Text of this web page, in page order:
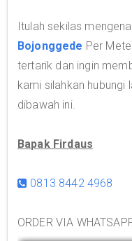
Itulah sekilas
Bojonggede Per
tertarik dan ingin
kami silahkan hubungi
dibawah ini.
Bapak Firdaus
0813 8442 4968
ORDER VIA